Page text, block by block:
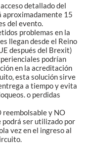
detallado del
aproximadamente 15
del evento.
problemas en la
llegan desde el Reino
después del Brexit)
podrían
en la acreditación
esta solución sirve
a tiempo y evita
o perdidas
reembolsable y NO
podrá ser utilizado por
vez en el ingreso al